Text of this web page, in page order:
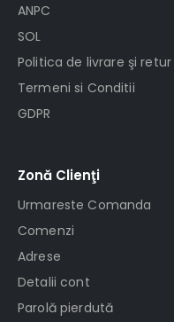
ANPC
SOL
Politica de livrare şi retur
Termeni si Conditii
GDPR
Zonă Clienţi
Urmareste Comanda
Comenzi
Adrese
Detalii cont
Parolă pierdută